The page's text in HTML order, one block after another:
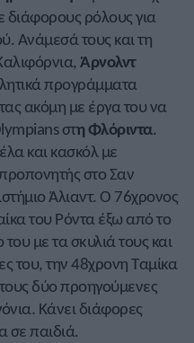
διάφορους ρόλους για
Ανάμεσά τους και τη
Άρνολντ
προγράμματα
ακόμη με έργα του να
στη Φλόριντα.
και κασκόλ με
στο Σαν
Άλιαντ. Ο 76χρονος
του Ρόντα έξω από το
με τα σκυλιά τους και
του, την 48χρονη Ταμίκα
δύο προηγούμενες
Κάνει διάφορες
σε παιδιά.